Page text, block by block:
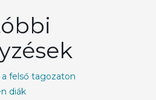
a felső tagozaton
diák